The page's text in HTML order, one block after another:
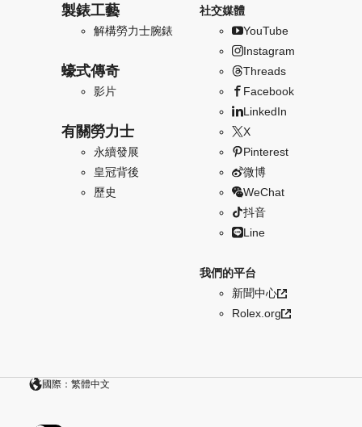
製錶工藝
解構勞力士腕錶
蠔式傳奇
影片
有關勞力士
永續發展
皇冠背後
歷史
社交媒體
YouTube
Instagram
Threads
Facebook
LinkedIn
X
Pinterest
微博
WeChat
抖音
Line
我們的平台
新聞中心
Rolex.org
國際：繁體中文